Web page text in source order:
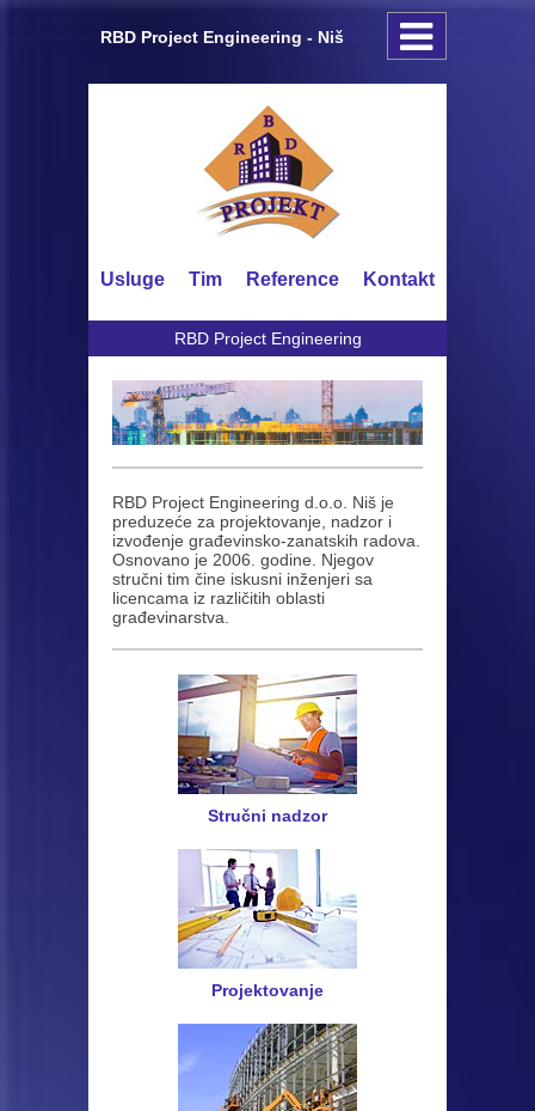
RBD Project Engineering - Niš
Usluge Tim Reference Kontakt
RBD Project Engineering
RBD Project Engineering d.o.o. Niš je
preduzeće za projektovanje, nadzor i
izvođenje građevinsko-zanatskih radova.
Osnovano je 2006. godine. Njegov
stručni tim čine iskusni inženjeri sa
licencama iz različitih oblasti
građevinarstva.
Stručni nadzor
Projektovanje